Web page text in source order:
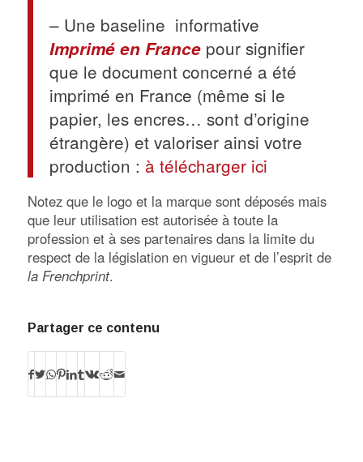
– Une baseline informative
Imprimé en Francepour signifier
que le document concerné a été
imprimé en France (même si le
papier, les encres… sont d’origine
étrangère) et valoriser ainsi votre
production : à télécharger ici
Notez que le logo et la marque sont déposés mais
que leur utilisation est autorisée à toute la
profession et à ses partenaires dans la limite du
respect de la législation en vigueur et de l’esprit de
la Frenchprint.
Partager ce contenu